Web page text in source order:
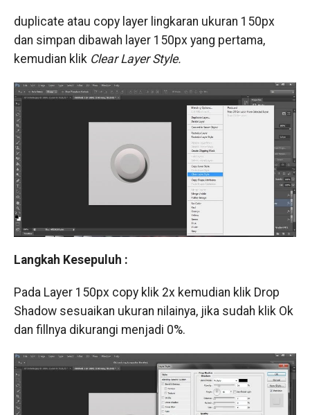
duplicate atau copy layer lingkaran ukuran 150px
dan simpan dibawah layer 150px yang pertama,
kemudian klik Clear Layer Style.
Langkah Kesepuluh :
Pada Layer 150px copy klik 2x kemudian klik Drop
Shadow sesuaikan ukuran nilainya, jika sudah klik Ok
dan fillnya dikurangi menjadi 0%.